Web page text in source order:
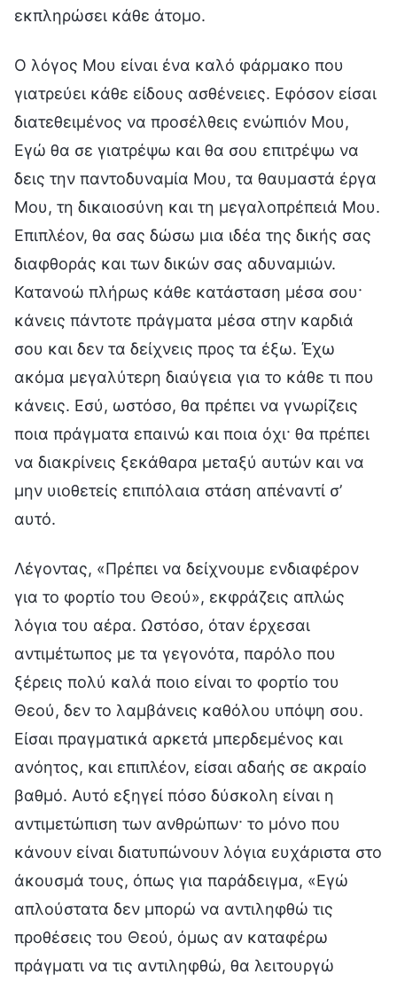
εκπληρώσει κάθε άτομο.
Ο λόγος Μου είναι ένα καλό φάρμακο που
γιατρεύει κάθε είδους ασθένειες. Εφόσον είσαι
διατεθειμένος να προσέλθεις ενώπιόν Μου,
Εγώ θα σε γιατρέψω και θα σου επιτρέψω να
δεις την παντοδυναμία Μου, τα θαυμαστά έργα
Μου, τη δικαιοσύνη και τη μεγαλοπρέπειά Μου.
Επιπλέον, θα σας δώσω μια ιδέα της δικής σας
διαφθοράς και των δικών σας αδυναμιών.
Κατανοώ πλήρως κάθε κατάσταση μέσα σου·
κάνεις πάντοτε πράγματα μέσα στην καρδιά
σου και δεν τα δείχνεις προς τα έξω. Έχω
ακόμα μεγαλύτερη διαύγεια για το κάθε τι που
κάνεις. Εσύ, ωστόσο, θα πρέπει να γνωρίζεις
ποια πράγματα επαινώ και ποια όχι· θα πρέπει
να διακρίνεις ξεκάθαρα μεταξύ αυτών και να
μην υιοθετείς επιπόλαια στάση απέναντί σ’
αυτό.
Λέγοντας, «Πρέπει να δείχνουμε ενδιαφέρον
για το φορτίο του Θεού», εκφράζεις απλώς
λόγια του αέρα. Ωστόσο, όταν έρχεσαι
αντιμέτωπος με τα γεγονότα, παρόλο που
ξέρεις πολύ καλά ποιο είναι το φορτίο του
Θεού, δεν το λαμβάνεις καθόλου υπόψη σου.
Είσαι πραγματικά αρκετά μπερδεμένος και
ανόητος, και επιπλέον, είσαι αδαής σε ακραίο
βαθμό. Αυτό εξηγεί πόσο δύσκολη είναι η
αντιμετώπιση των ανθρώπων· το μόνο που
κάνουν είναι διατυπώνουν λόγια ευχάριστα στο
άκουσμά τους, όπως για παράδειγμα, «Εγώ
απλούστατα δεν μπορώ να αντιληφθώ τις
προθέσεις του Θεού, όμως αν καταφέρω
πράγματι να τις αντιληφθώ, θα λειτουργώ